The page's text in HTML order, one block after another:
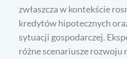
zwłaszcza w kontekście
kredytów hipotecznych
sytuacji gospodarczej.
różne scenariusze rozwoju